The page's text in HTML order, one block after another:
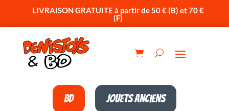
LIVRAISON GRATUITE à partir de 50 € (B) et 70 €
(F)
BD Jouets anciens